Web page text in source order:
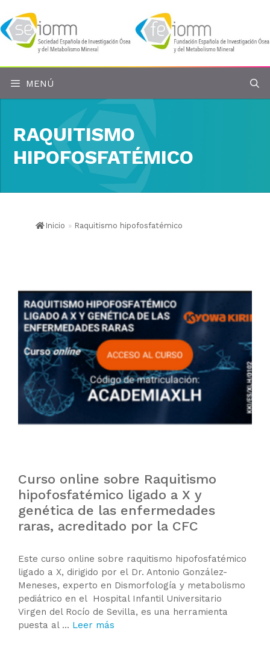
al
contenido
MENÚ
RAQUITISMO
HIPOFOSFATÉMICO
Inicio » Raquitismo hipofosfatémico
Curso online sobre Raquitismo
hipofosfatémico ligado a X y
genética de las enfermedades
raras, acreditado por la CFC
Este curso online sobre raquitismo hipofosfatémico
ligado a X, dirigido por el Dr. Antonio González-
Meneses, experto en Dismorfología y metabolismo
pediátrico en el Hospital Infantil Universitario
Virgen del Rocío de Sevilla, es una herramienta
puesta al … Leer más